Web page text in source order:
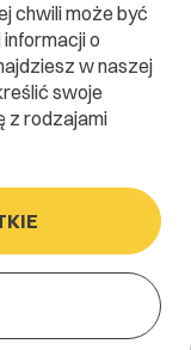
kupujących online,
chwili może być
o
w naszej
swoje
z rodzajami